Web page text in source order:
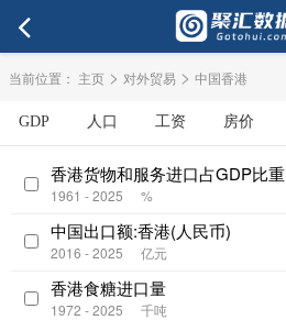
当前位置： 主页 > 对外贸易 > 中国香港
GDP 人口 工资 房价
香港货物和服务进口占GDP比重
1961 - 2025 %
中国出口额:香港(人民币)
2016 - 2025 亿元
香港食糖进口量
1972 - 2025 千吨